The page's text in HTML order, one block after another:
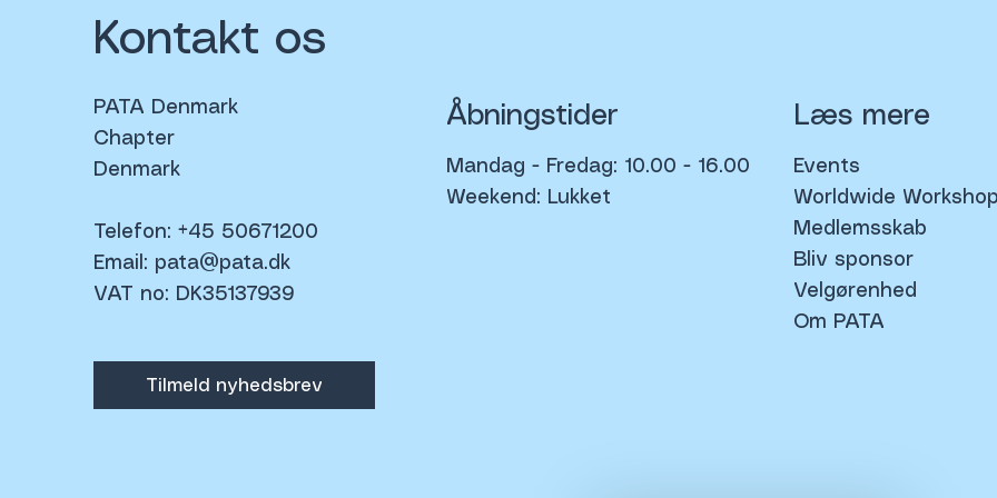
Kontakt os
PATA Denmark
Chapter
Denmark
Telefon: +45 50671200
Email: pata@pata.dk
VAT no: DK35137939
Tilmeld nyhedsbrev
Åbningstider
Mandag - Fredag: 10.00 - 16.00
Weekend: Lukket
Læs mere
Events
Worldwide
Medlemsskab
Bliv sponsor
Velgørenhed
Om PATA